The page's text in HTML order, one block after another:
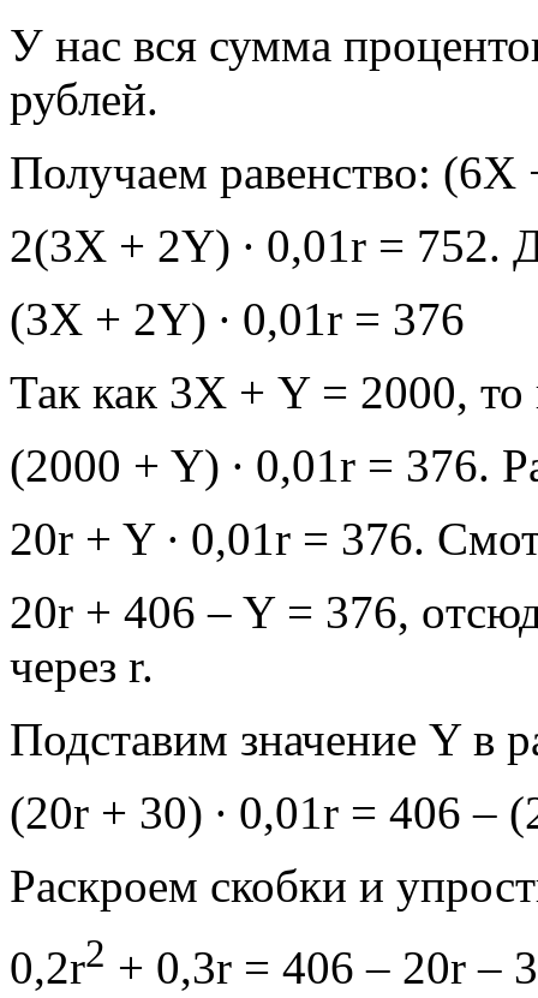
У нас вся сумма
рублей.
Получаем равенство:
2(3X + 2Y) ∙ 0,01r = 752.
(3X + 2Y) ∙ 0,01r = 376
Так как 3Х + Y = 2000,
(2000 + Y) ∙ 0,01r = 376.
20r + Y ∙ 0,01r = 376.
20r + 406 – Y = 376,
через r.
Подставим значение Y в
(20r + 30) ∙ 0,01r = 406 –
Раскроем скобки и
0,2r2 + 0,3r = 406 – 20r –